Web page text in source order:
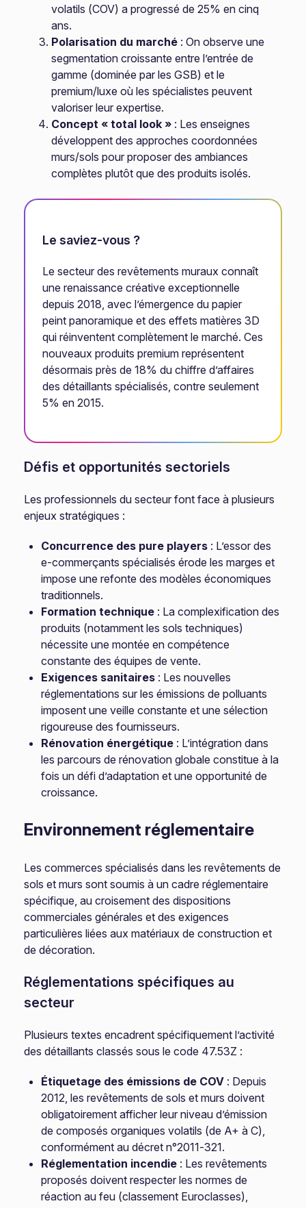
volatils (COV) a progressé de 25% en cinq
ans.
Polarisation du marché : On observe une
segmentation croissante entre l’entrée de
gamme (dominée par les GSB) et le
premium/luxe où les spécialistes peuvent
valoriser leur expertise.
Concept « total look » : Les enseignes
développent des approches coordonnées
murs/sols pour proposer des ambiances
complètes plutôt que des produits isolés.
Le saviez-vous ?
Le secteur des revêtements muraux connaît
une renaissance créative exceptionnelle
depuis 2018, avec l’émergence du papier
peint panoramique et des effets matières 3D
qui réinventent complètement le marché. Ces
nouveaux produits premium représentent
désormais près de 18% du chiffre d’affaires
des détaillants spécialisés, contre seulement
5% en 2015.
Défis et opportunités sectoriels
Les professionnels du secteur font face à plusieurs
enjeux stratégiques :
Concurrence des pure players : L’essor des
e-commerçants spécialisés érode les marges et
impose une refonte des modèles économiques
traditionnels.
Formation technique : La complexification des
produits (notamment les sols techniques)
nécessite une montée en compétence
constante des équipes de vente.
Exigences sanitaires : Les nouvelles
réglementations sur les émissions de polluants
imposent une veille constante et une sélection
rigoureuse des fournisseurs.
Rénovation énergétique : L’intégration dans
les parcours de rénovation globale constitue à la
fois un défi d’adaptation et une opportunité de
croissance.
Environnement réglementaire
Les commerces spécialisés dans les revêtements de
sols et murs sont soumis à un cadre réglementaire
spécifique, au croisement des dispositions
commerciales générales et des exigences
particulières liées aux matériaux de construction et
de décoration.
Réglementations spécifiques au
secteur
Plusieurs textes encadrent spécifiquement l’activité
des détaillants classés sous le code 47.53Z :
Étiquetage des émissions de COV : Depuis
2012, les revêtements de sols et murs doivent
obligatoirement afficher leur niveau d’émission
de composés organiques volatils (de A+ à C),
conformément au décret n°2011-321.
Réglementation incendie : Les revêtements
proposés doivent respecter les normes de
réaction au feu (classement Euroclasses),